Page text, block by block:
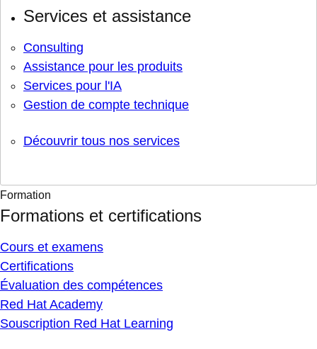
Services et assistance
Consulting
Assistance pour les produits
Services pour l'IA
Gestion de compte technique
Découvrir tous nos services
Formation
Formations et certifications
Cours et examens
Certifications
Évaluation des compétences
Red Hat Academy
Souscription Red Hat Learning